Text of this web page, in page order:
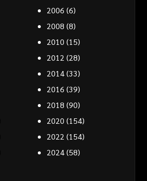
2006 (6)
2008 (8)
2010 (15)
2012 (28)
2014(33)
2016 (39)
2018 (90)
2020 (154)
2022 (154)
2024(58)